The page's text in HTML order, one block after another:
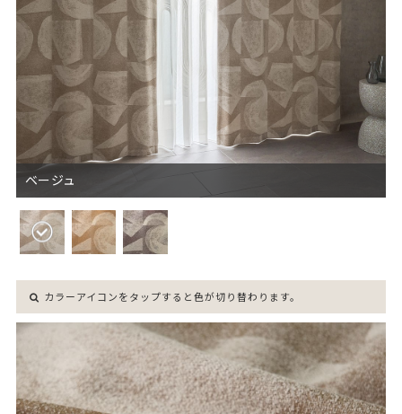
ベージュ
カラーアイコンをタップすると色が切り替わります。